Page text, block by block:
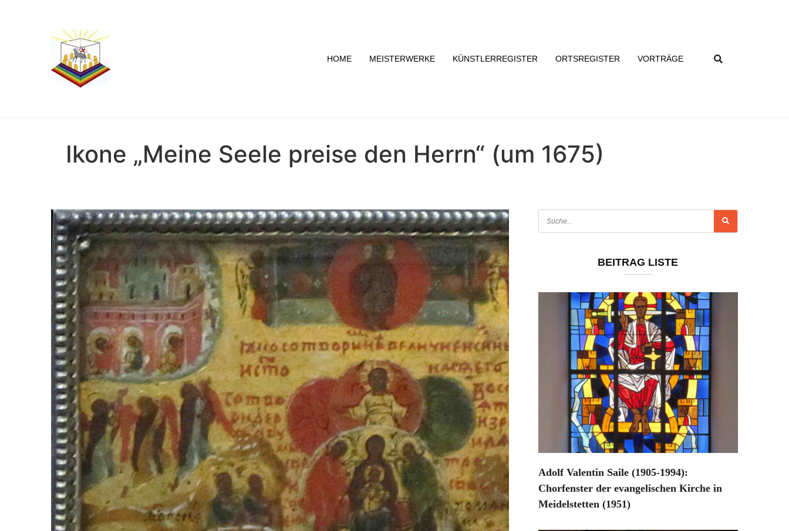
HOME MEISTERWERKE KÜNSTLERREGISTER ORTSREGISTER VORTRÄGE
Ikone „Meine Seele preise den Herrn“ (um 1675)
BEITRAG LISTE
Adolf Valentin Saile (1905-1994):
Chorfenster der evangelischen Kirche in
Meidelstetten (1951)